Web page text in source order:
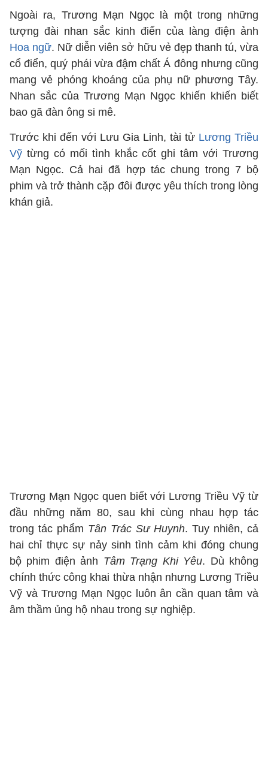
Ngoài ra, Trương Mạn Ngọc là một trong những
tượng đài nhan sắc kinh điển của làng điện ảnh
Hoa ngữ. Nữ diễn viên sở hữu vẻ đẹp thanh tú, vừa
cổ điển, quý phái vừa đậm chất Á đông nhưng cũng
mang vẻ phóng khoáng của phụ nữ phương Tây.
Nhan sắc của Trương Mạn Ngọc khiến khiến biết
bao gã đàn ông si mê.
Trước khi đến với Lưu Gia Linh, tài tử Lương Triều
Vỹ từng có mối tình khắc cốt ghi tâm với Trương
Mạn Ngọc. Cả hai đã hợp tác chung trong 7 bộ
phim và trở thành cặp đôi được yêu thích trong lòng
khán giả.
Trương Mạn Ngọc quen biết với Lương Triều Vỹ từ
đầu những năm 80, sau khi cùng nhau hợp tác
trong tác phẩm Tân Trác Sư Huynh. Tuy nhiên, cả
hai chỉ thực sự nảy sinh tình cảm khi đóng chung
bộ phim điện ảnh Tâm Trạng Khi Yêu. Dù không
chính thức công khai thừa nhận nhưng Lương Triều
Vỹ và Trương Mạn Ngọc luôn ân cần quan tâm và
âm thầm ủng hộ nhau trong sự nghiệp.